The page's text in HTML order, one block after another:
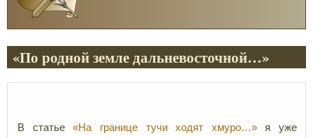
«По родной земле дальневосточной…»
В статье«На границе тучи ходят хмуро…»я уже